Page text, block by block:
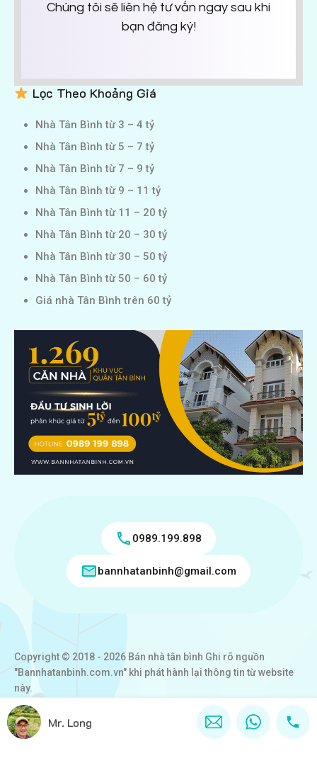
Chúng tôi sẽ liên hệ tư vấn ngay sau khi
bạn đăng ký!
Lọc Theo Khoảng Giá
Nhà Tân Bình từ 3 – 4 tỷ
Nhà Tân Bình từ 5 – 7 tỷ
Nhà Tân Bình từ 7 – 9 tỷ
Nhà Tân Bình từ 9 – 11 tỷ
Nhà Tân Bình từ 11 – 20 tỷ
Nhà Tân Bình từ 20 – 30 tỷ
Nhà Tân Bình từ 30 – 50 tỷ
Nhà Tân Bình từ 50 – 60 tỷ
Giá nhà Tân Bình trên 60 tỷ
0989.199.898
bannhatanbinh@gmail.com
Copyright © 2018 - 2026 Bán nhà tân bình Ghi rõ nguồn
"Bannhatanbinh.com.vn" khi phát hành lại thông tin từ website
này.
VICTORY REAL
Mr. Long